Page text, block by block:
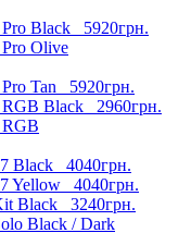
Pro Black 5920грн.
Olive
Tan 5920грн.
RGB Black 2960грн.
Black 4040грн.
Yellow 4040грн.
Black 3240грн.
Black / Dark